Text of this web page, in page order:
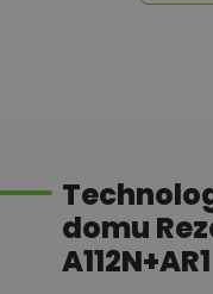
domu
A112N+AR1